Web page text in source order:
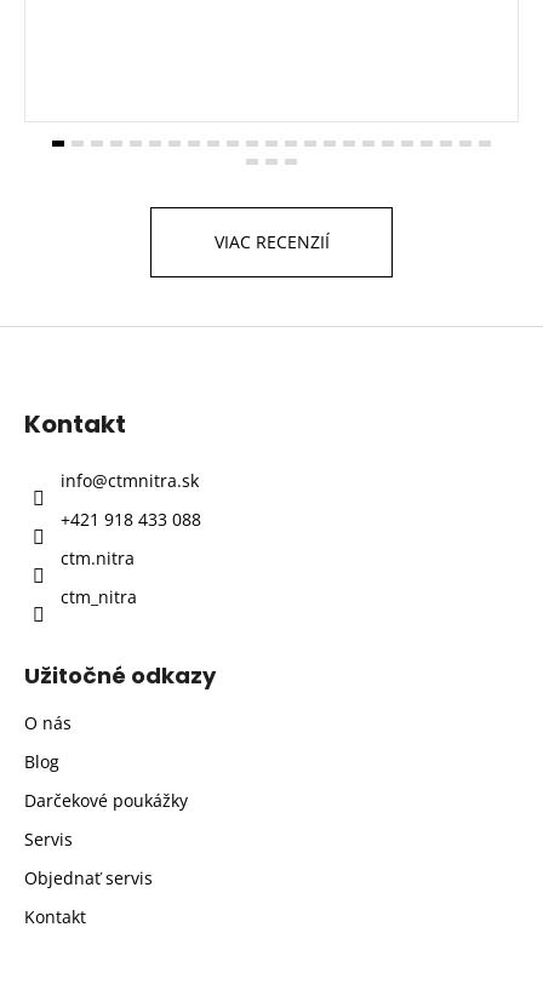
VIAC RECENZIÍ
Kontakt
info@ctmnitra.sk
+421 918 433 088
ctm.nitra
ctm_nitra
Užitočné odkazy
O nás
Blog
Darčekové poukážky
Servis
Objednať servis
Kontakt